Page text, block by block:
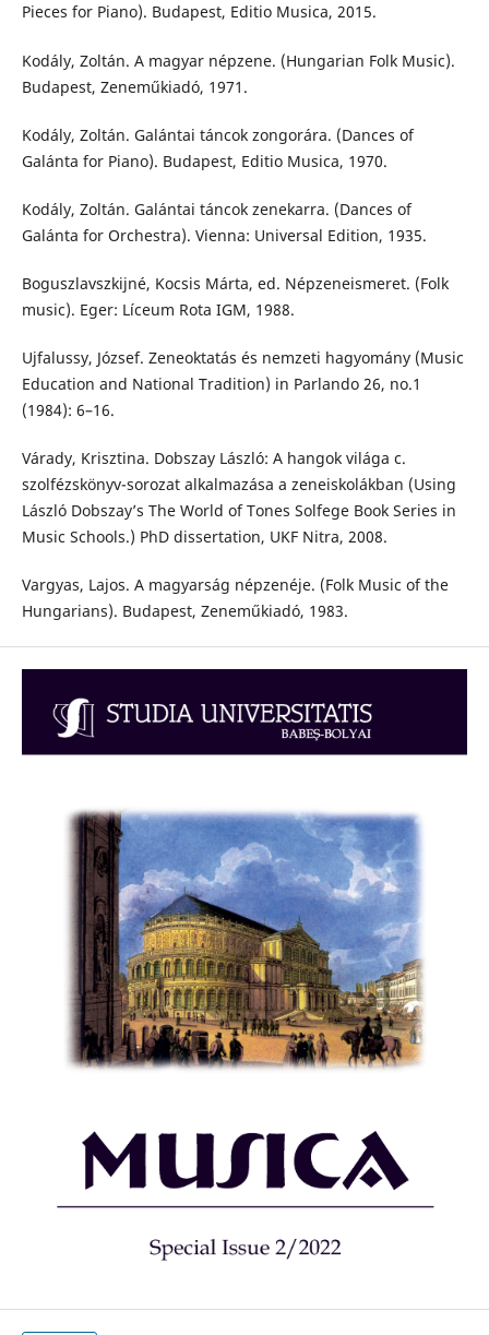
Pieces for Piano). Budapest, Editio Musica, 2015.
Kodály, Zoltán. A magyar népzene. (Hungarian Folk Music).
Budapest, Zeneműkiadó, 1971.
Kodály, Zoltán. Galántai táncok zongorára. (Dances of
Galánta for Piano). Budapest, Editio Musica, 1970.
Kodály, Zoltán. Galántai táncok zenekarra. (Dances of
Galánta for Orchestra). Vienna: Universal Edition, 1935.
Boguszlavszkijné, Kocsis Márta, ed. Népzeneismeret. (Folk
music). Eger: Líceum Rota IGM, 1988.
Ujfalussy, József. Zeneoktatás és nemzeti hagyomány (Music
Education and National Tradition) in Parlando 26, no.1
(1984): 6–16.
Várady, Krisztina. Dobszay László: A hangok világa c.
szolfézskönyv-sorozat alkalmazása a zeneiskolákban (Using
László Dobszay’s The World of Tones Solfege Book Series in
Music Schools.) PhD dissertation, UKF Nitra, 2008.
Vargyas, Lajos. A magyarság népzenéje. (Folk Music of the
Hungarians). Budapest, Zeneműkiadó, 1983.